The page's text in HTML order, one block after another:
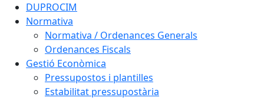
DUPROCIM
Normativa
Normativa / Ordenances Generals
Ordenances Fiscals
Gestió Econòmica
Pressupostos i plantilles
Estabilitat pressupostària